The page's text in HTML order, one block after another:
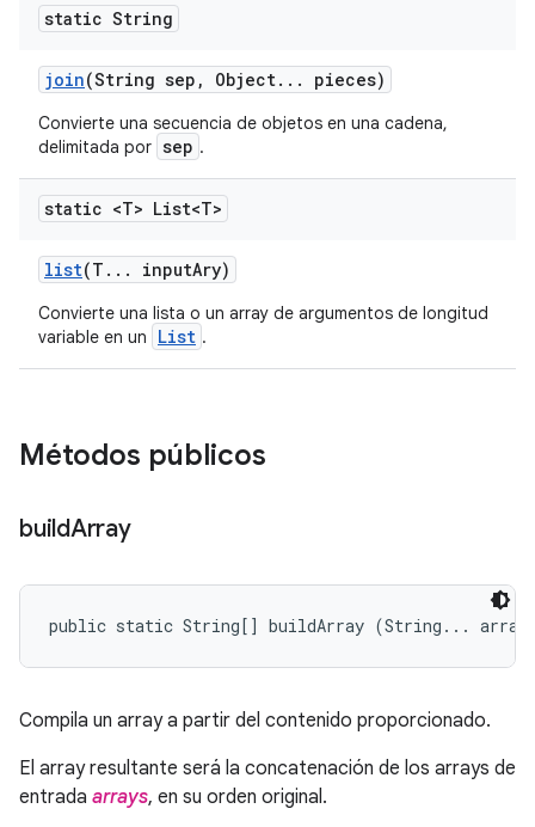
static String
join(String sep , Object. . . pieces)
Convierte una secuencia de objetos en una cadena,
delimitada por sep .
static <T> List<T>
list(T . . . inputAry)
Convierte una lista o un array de argumentos de longitud
variable en un
List .
Métodos públicos
buildArray
public static String[] buildArray (String...
Compila un array a partir del contenido proporcionado.
El array resultante será la concatenación de los arrays de
entrada arrays, en su orden original.